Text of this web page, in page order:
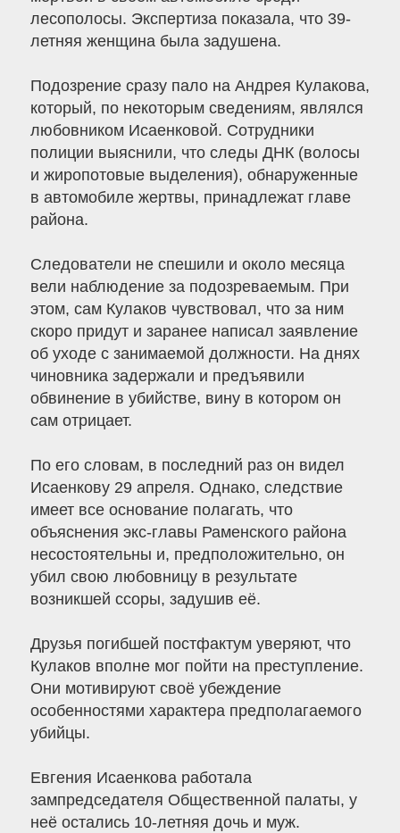
лесополосы. Экспертиза показала, что 39-
летняя женщина была задушена.
Подозрение сразу пало на Андрея Кулакова,
который, по некоторым сведениям, являлся
любовником Исаенковой. Сотрудники
полиции выяснили, что следы ДНК (волосы
и жиропотовые выделения), обнаруженные
в автомобиле жертвы, принадлежат главе
района.
Следователи не спешили и около месяца
вели наблюдение за подозреваемым. При
этом, сам Кулаков чувствовал, что за ним
скоро придут и заранее написал заявление
об уходе с занимаемой должности. На днях
чиновника задержали и предъявили
обвинение в убийстве, вину в котором он
сам отрицает.
По его словам, в последний раз он видел
Исаенкову 29 апреля. Однако, следствие
имеет все основание полагать, что
объяснения экс-главы Раменского района
несостоятельны и, предположительно, он
убил свою любовницу в результате
возникшей ссоры, задушив её.
Друзья погибшей постфактум уверяют, что
Кулаков вполне мог пойти на преступление.
Они мотивируют своё убеждение
особенностями характера предполагаемого
убийцы.
Евгения Исаенкова работала
зампредседателя Общественной палаты, у
неё остались 10-летняя дочь и муж.